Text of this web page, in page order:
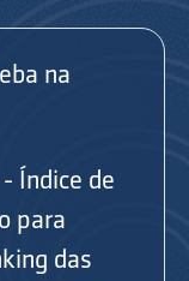
na
Índice de
para
das